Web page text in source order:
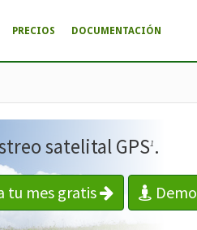
PRECIOS DOCUMENTACIÓN
satelital GPS1 .
tu mes gratis Demo